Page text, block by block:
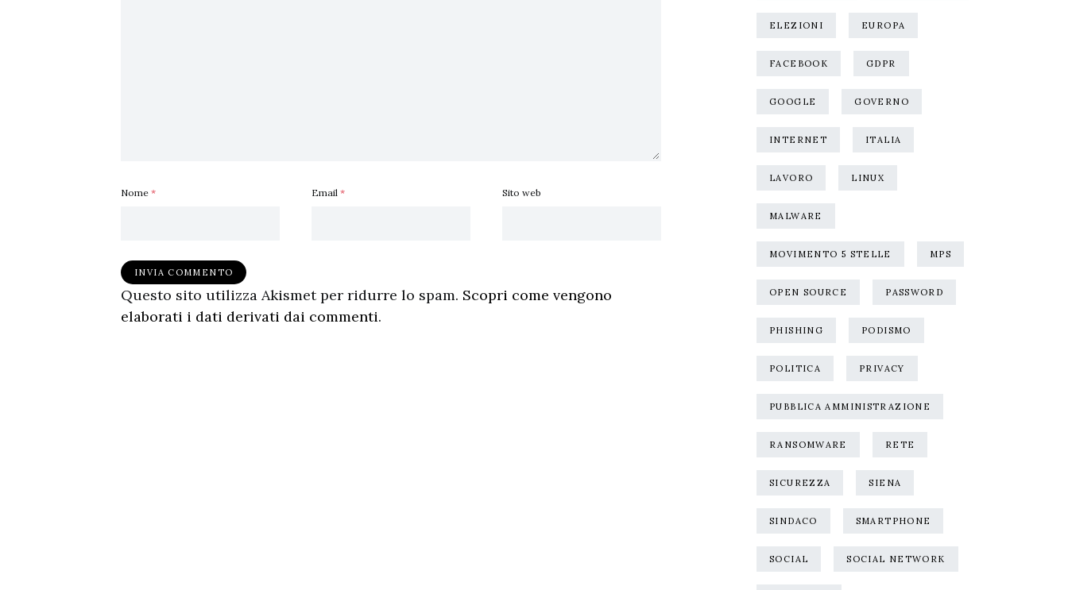
Nome * Email * Sito web
Questo sito utilizza Akismet per ridurre lo spam. Scopri come vengono
elaborati i dati derivati dai commenti.
ELEZIONI EUROPA
FACEBOOK GDPR
GOOGLE GOVERNO
INTERNET ITALIA
LAVORO LINUX
MALWARE
MOVIMENTO 5 STELLE MPS
OPEN SOURCE PASSWORD
PHISHING PODISMO
POLITICA PRIVACY
PUBBLICA AMMINISTRAZIONE
RANSOMWARE RETE
SICUREZZA SIENA
SINDACO SMARTPHONE
SOCIAL SOCIAL NETWORK